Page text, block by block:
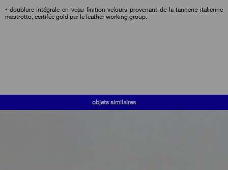
• doublure intégrale en veau finition velours provenant de la tannerie italienne
mastrotto, certifée gold par le leather working group.
objets similaires